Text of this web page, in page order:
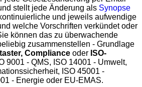
stellt jede Änderung als Synopse
und jeweils aufwendige
welche Vorschriften verkündet oder
können das zu überwachende
zusammenstellen - Grundlage
Compliance oder ISO-
9001 - QMS, ISO 14001 - Umwelt,
ISO 45001 -
- Energie oder EU-EMAS.